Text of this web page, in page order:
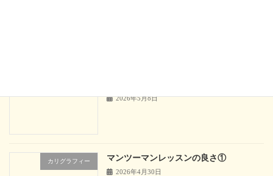
2026年5月8日
カリグラフィー マンツーマンレッスンの良さ①
2026年4月30日